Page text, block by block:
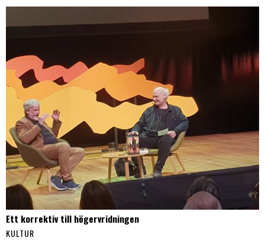
Ett korrektiv till högervridningen
KULTUR